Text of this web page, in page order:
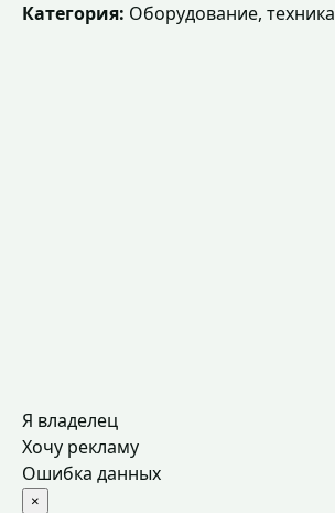
Категория: Оборудование, техника
Я владелец
Хочу рекламу
Ошибка данных
×